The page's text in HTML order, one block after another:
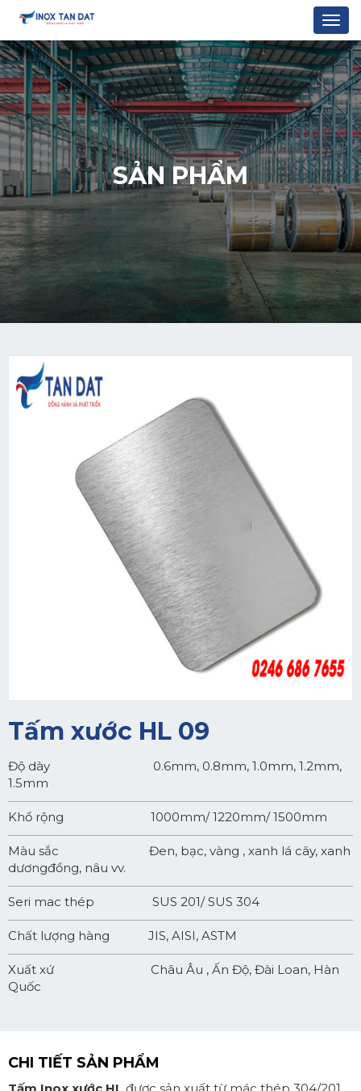
SẢN PHẨM
Tấm xước HL 09
Độ dày 0.6mm, 0.8mm, 1.0mm, 1.2mm,
1.5mm
Khổ rộng 1000mm/ 1220mm/ 1500mm
Màu sắc Đen, bạc, vàng , xanh lá cây, xanh
dươngđồng, nâu vv.
Seri mac thép SUS 201/ SUS 304
Chất lượng hàng JIS, AISI, ASTM
Xuất xứ Châu Âu , Ấn Độ, Đài Loan, Hàn
Quốc
CHI TIẾT SẢN PHẨM